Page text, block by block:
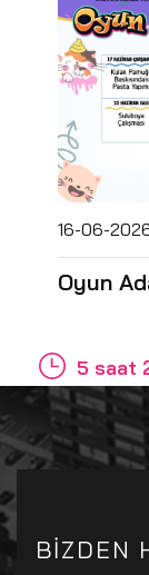
16-06-
Oyun
5 saat
BİZDEN